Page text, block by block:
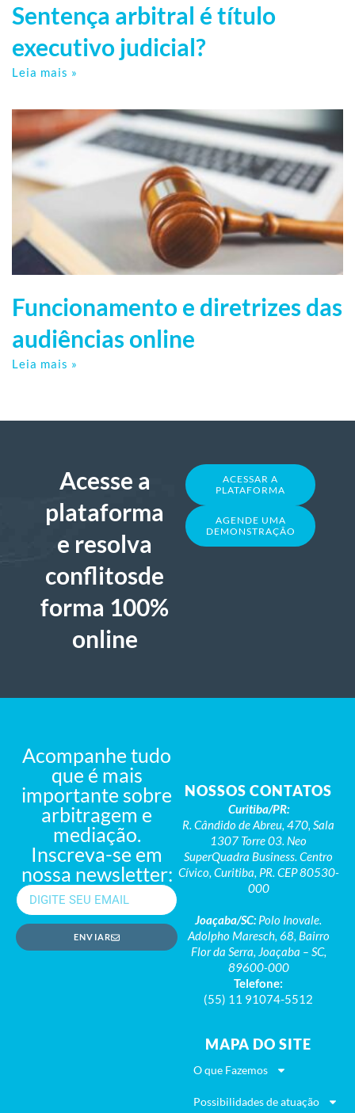
Sentença arbitral é título
executivo judicial?
Leia mais »
Funcionamento e diretrizes das
audiências online
Leia mais »
Acesse a
plataforma
e resolva
conflitosde
forma 100%
online
ACESSAR A
PLATAFORMA
AGENDE UMA
DEMONSTRAÇÃO
Acompanhe tudo
que é mais
importante sobre
arbitragem e
mediação.
Inscreva-se em
nossa newsletter:
ENVIAR
NOSSOS CONTATOS
Curitiba/PR:
R. Cândido de Abreu, 470, Sala
1307 Torre 03. Neo
SuperQuadra Business. Centro
Cívico, Curitiba, PR. CEP 80530-
000
Joaçaba/SC:Polo Inovale.
Adolpho Maresch, 68, Bairro
Flor da Serra, Joaçaba – SC,
89600-000
Telefone:
(55) 11 91074-5512
MAPA DO SITE
O que Fazemos
Possibilidades de atuação